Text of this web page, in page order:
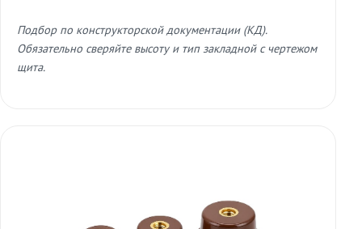
Подбор по конструкторской документации (КД).
Обязательно сверяйте высоту и тип закладной с чертежом
щита.